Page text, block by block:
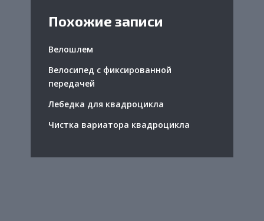
Похожие записи
Велошлем
Велосипед с фиксированной
передачей
Лебедка для квадроцикла
Чистка вариатора квадроцикла